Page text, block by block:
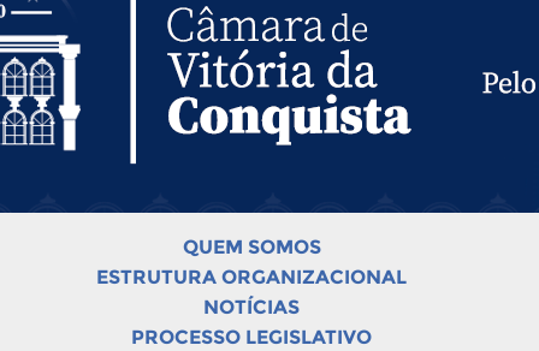
QUEM SOMOS
ESTRUTURA ORGANIZACIONAL
NOTÍCIAS
PROCESSO LEGISLATIVO